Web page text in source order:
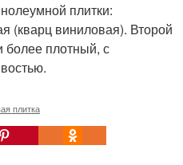
плитки:
(кварц виниловая). Второй
более плотный, с
плитка